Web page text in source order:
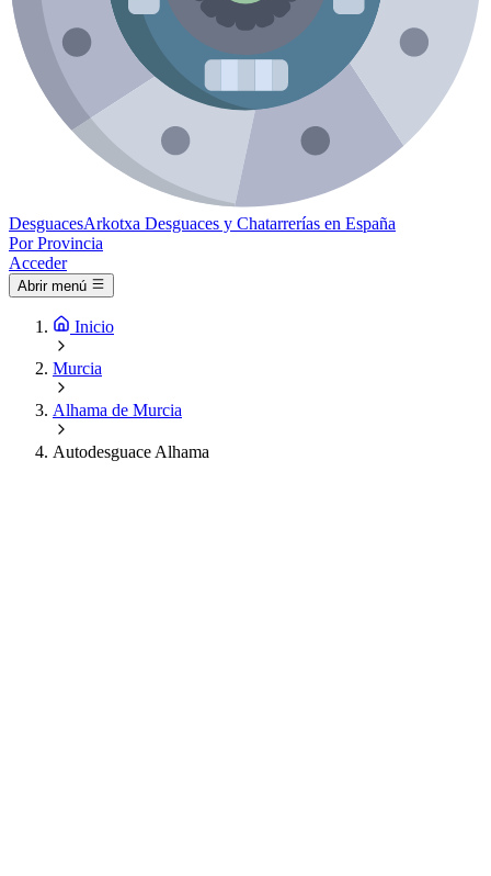
DesguacesArkotxa Desguaces y Chatarrerías en España
Por Provincia
Acceder
Abrir menú
Inicio
Murcia
Alhama de Murcia
Autodesguace Alhama